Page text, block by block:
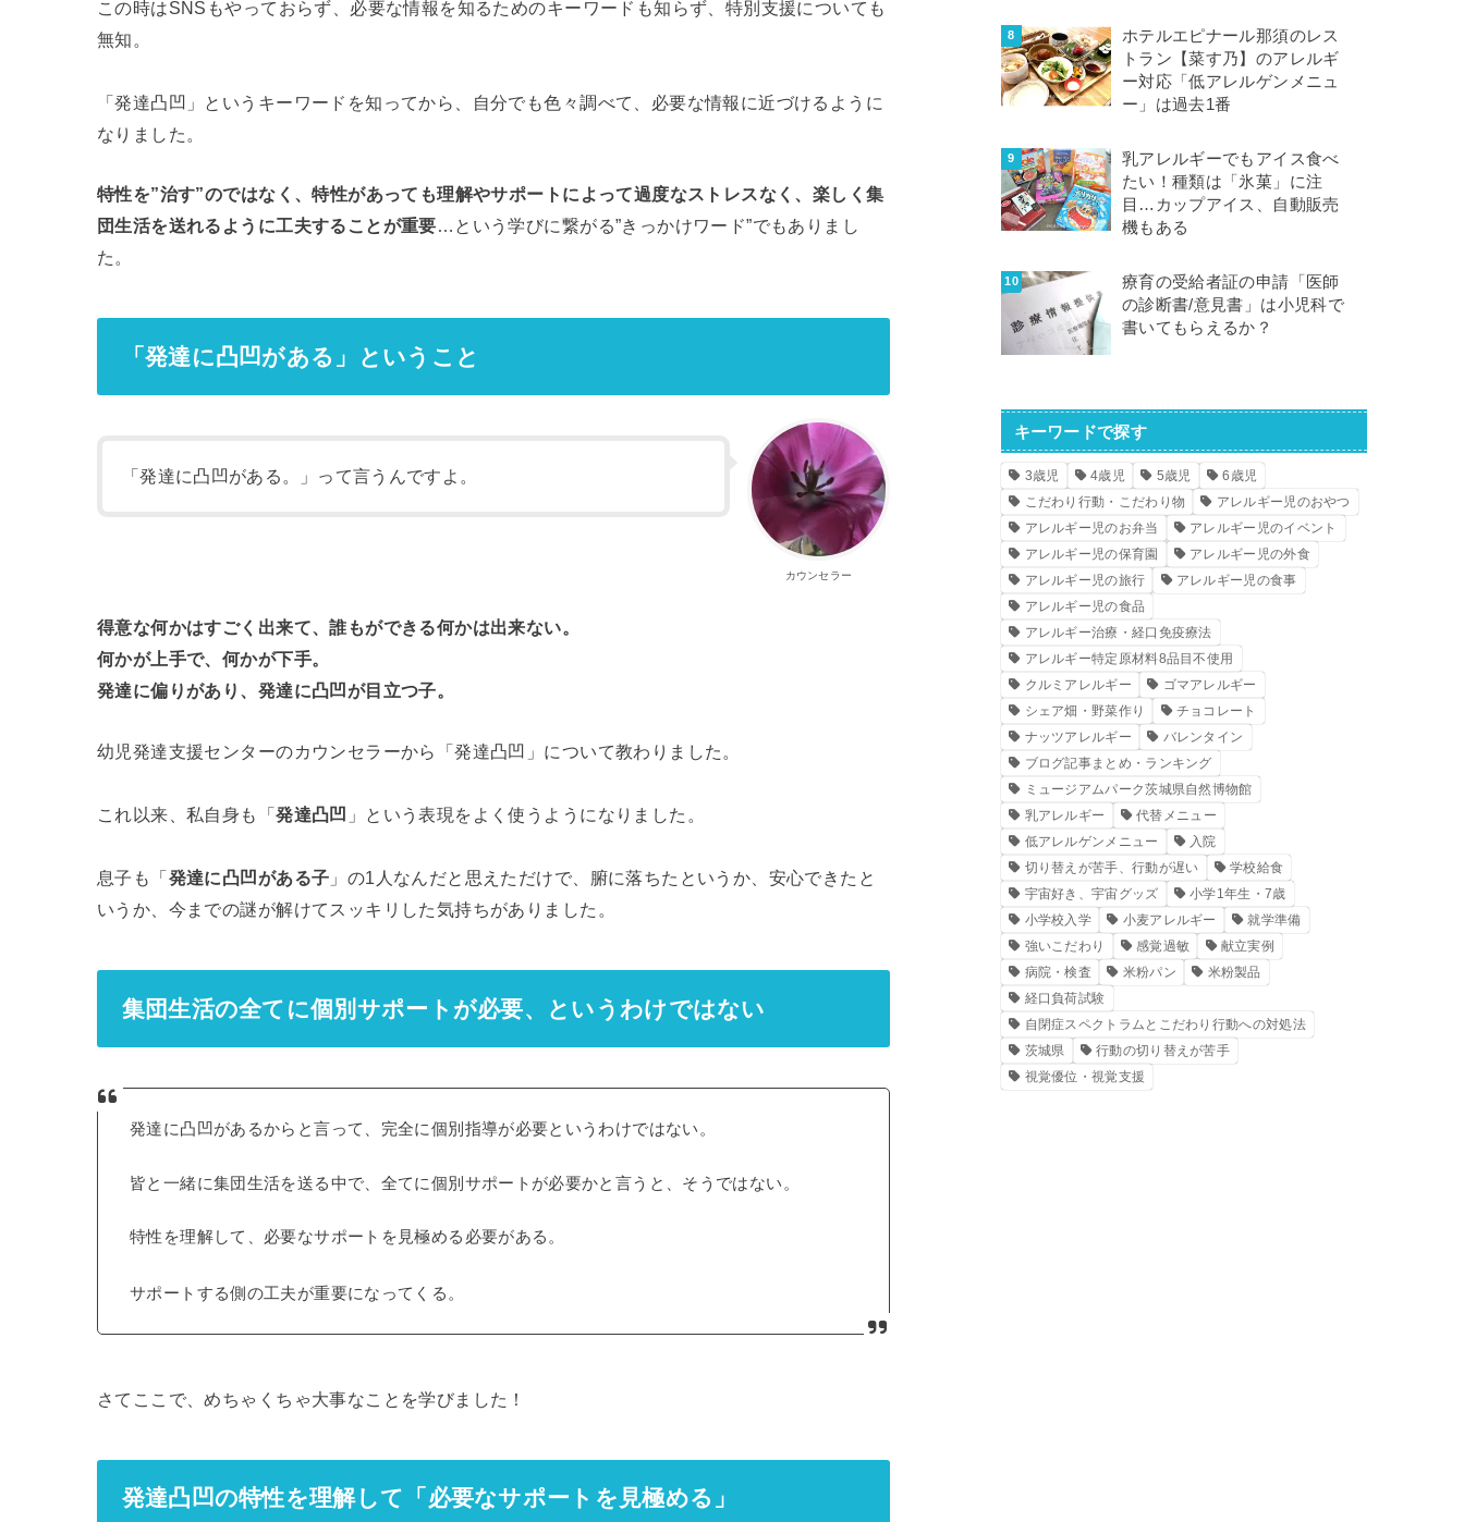
この時はSNSもやっておらず、必要な情報を知るためのキーワードも知らず、特別支援についても
無知。
「発達凸凹」というキーワードを知ってから、自分でも色々調べて、必要な情報に近づけるように
なりました。
特性を”治す”のではなく、特性があっても理解やサポートによって過度なストレスなく、楽しく集
団生活を送れるように工夫することが重要…という学びに繋がる”きっかけワード”でもありまし
た。
「発達に凸凹がある」ということ
カウンセラー
「発達に凸凹がある。」って言うんですよ。
得意な何かはすごく出来て、誰もができる何かは出来ない。
何かが上手で、何かが下手。
発達に偏りがあり、発達に凸凹が目立つ子。
幼児発達支援センターのカウンセラーから「発達凸凹」について教わりました。
これ以来、私自身も「発達凸凹 」という表現をよく使うようになりました。
息子も「発達に凸凹がある子 」の1人なんだと思えただけで、腑に落ちたというか、安心できたと
いうか、今までの謎が解けてスッキリした気持ちがありました。
集団生活の全てに個別サポートが必要、というわけではない
発達に凸凹があるからと言って、完全に個別指導が必要というわけではない。
皆と一緒に集団生活を送る中で、全てに個別サポートが必要かと言うと、そうではない。
特性を理解して、必要なサポートを見極める必要がある。
サポートする側の工夫が重要になってくる。
さてここで、めちゃくちゃ大事なことを学びました！
発達凸凹の特性を理解して「必要なサポートを見極める」
ホテルエピナール那須のレス
トラン【菜す乃】のアレルギ
ー対応「低アレルゲンメニュ
ー」は過去1番
乳アレルギーでもアイス食べ
たい！種類は「氷菓」に注
目…カップアイス、自動販売
機もある
療育の受給者証の申請「医師
の診断書/意見書」は小児科で
書いてもらえるか？
キーワードで探す
3歳児 4歳児 5歳児
6歳児
こだわり行動・こだわり物
アレルギー児のおやつ
アレルギー児のお弁当
アレルギー児のイベント
アレルギー児の保育園
アレルギー児の外食
アレルギー児の旅行
アレルギー児の食事
アレルギー児の食品
アレルギー治療・経口免疫療法
アレルギー特定原材料8品目不使用
クルミアレルギー
ゴマアレルギー
シェア畑・野菜作り
チョコレート
ナッツアレルギー
バレンタイン
ブログ記事まとめ・ランキング
ミュージアムパーク茨城県自然博物館
乳アレルギー
代替メニュー
低アレルゲンメニュー
入院
切り替えが苦手、行動が遅い
学校給食
宇宙好き、宇宙グッズ
小学1年生・7歳
小学校入学
小麦アレルギー
就学準備
強いこだわり
感覚過敏
献立実例
病院・検査
米粉パン
米粉製品
経口負荷試験
自閉症スペクトラムとこだわり行動への対処法
茨城県
行動の切り替えが苦手
視覚優位・視覚支援